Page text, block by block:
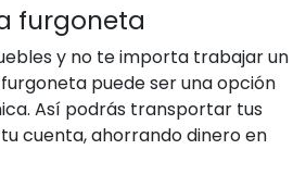
furgoneta
y no te importa trabajar un
puede ser una opción
Así podrás transportar tus
cuenta, ahorrando dinero en